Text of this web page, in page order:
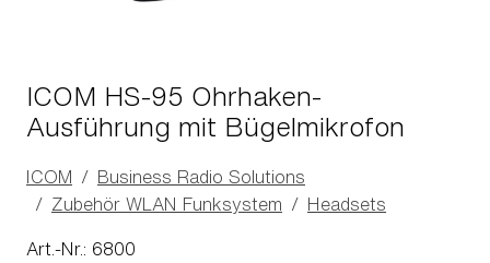
ICOM HS-95 Ohrhaken-
Ausführung mit Bügelmikrofon
ICOM
Business Radio Solutions
Zubehör WLAN Funksystem
Headsets
Art.-Nr.: 6800